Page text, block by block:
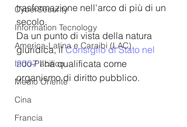
CyberSecurity
Information Tecnology
America-Latina e Caraibi (LAC)
Indo-Pacifico
Medio Oriente
Cina
Francia
trasformazione nell'arco di più di un
secolo.
Da un punto di vista della natura
giuridica, il Consiglio di Stato nel
2007 l'ha qualificata come
organismo di diritto pubblico.